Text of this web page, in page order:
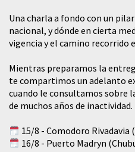
​Una charla a fondo con un
nacional, y dónde en cierta
vigencia y el camino recorrido
Mientras preparamos la
te compartimos un adelanto
cuando le consultamos sobre
de muchos años de inactividad.
15/8 - Comodoro Rivadavia
16/8 - Puerto Madryn